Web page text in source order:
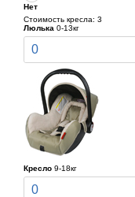
Нет
Стоимость кресла: 3
Люлька 0-13кг
0
Кресло 9-18кг
0